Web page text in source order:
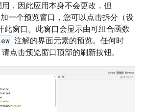
，因此应用本身不会更改，但
一个预览窗口，您可以点击拆分（设
此窗口。此窗口会显示由可组合函数
注解的界面元素的预览。任何时
点击预览窗口顶部的刷新按钮。